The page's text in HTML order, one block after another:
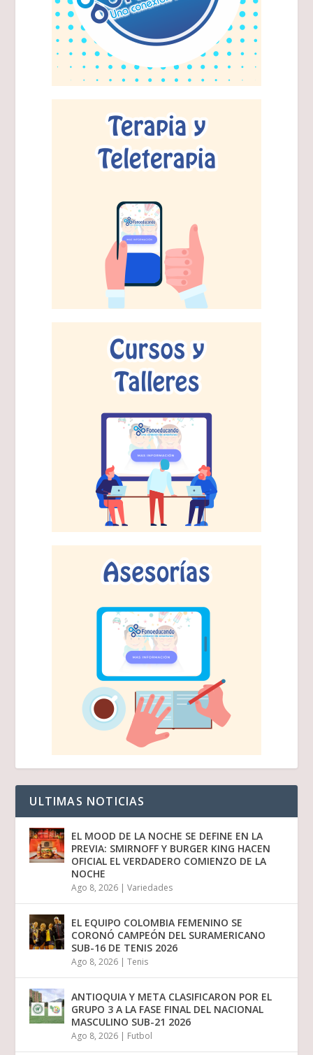
ULTIMAS NOTICIAS
EL MOOD DE LA NOCHE SE DEFINE EN LA
PREVIA: SMIRNOFF Y BURGER KING HACEN
OFICIAL EL VERDADERO COMIENZO DE LA
NOCHE
Ago 8, 2026 |Variedades
EL EQUIPO COLOMBIA FEMENINO SE
CORONÓ CAMPEÓN DEL SURAMERICANO
SUB-16 DE TENIS 2026
Ago 8, 2026 |Tenis
ANTIOQUIA Y META CLASIFICARON POR EL
GRUPO 3 A LA FASE FINAL DEL NACIONAL
MASCULINO SUB-21 2026
Ago 8, 2026 | Futbol